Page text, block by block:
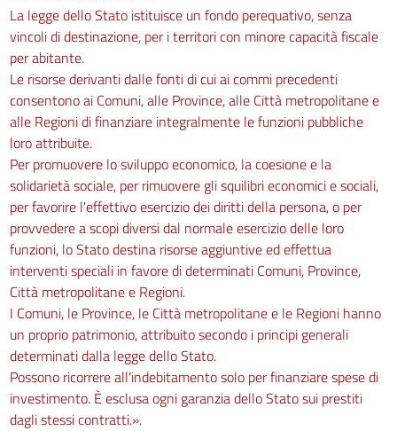
La legge dello Stato istituisce un fondo perequativo, senza
vincoli di destinazione, per i territori con minore capacità fiscale
per abitante.
Le risorse derivanti dalle fonti di cui ai commi precedenti
consentono ai Comuni, alle Province, alle Città metropolitane e
alle Regioni di finanziare integralmente le funzioni pubbliche
loro attribuite.
Per promuovere lo sviluppo economico, la coesione e la
solidarietà sociale, per rimuovere gli squilibri economici e sociali,
per favorire l'effettivo esercizio dei diritti della persona, o per
provvedere a scopi diversi dal normale esercizio delle loro
funzioni, lo Stato destina risorse aggiuntive ed effettua
interventi speciali in favore di determinati Comuni, Province,
Città metropolitane e Regioni.
I Comuni, le Province, le Città metropolitane e le Regioni hanno
un proprio patrimonio, attribuito secondo i principi generali
determinati dalla legge dello Stato.
Possono ricorrere all'indebitamento solo per finanziare spese di
investimento. È esclusa ogni garanzia dello Stato sui prestiti
dagli stessi contratti.».